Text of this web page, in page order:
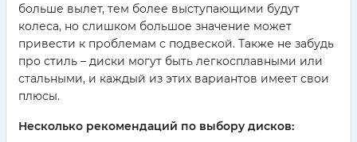
больше вылет, тем более выступающими будут
колеса, но слишком большое значение может
привести к проблемам с подвеской. Также не забудь
про стиль – диски могут быть легкосплавными или
стальными, и каждый из этих вариантов имеет свои
плюсы.
Несколько рекомендаций по выбору дисков: